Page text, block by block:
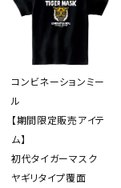
コンビネーションミー
ル
【期間限定販売アイテ
ム】
初代タイガーマスク
ヤギリタイプ覆面